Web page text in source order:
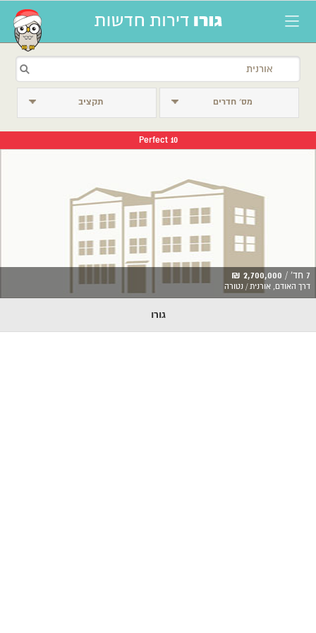
מס׳ חדרים תקציב
Perfect 10
7 חד' / 2,700,000 ₪
דרך האודם, אורנית / נטורה
גורו